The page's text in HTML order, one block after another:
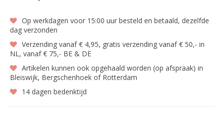
Op werkdagen voor 15:00 uur besteld en betaald, dezelfde
dag verzonden
Verzending vanaf € 4,95, gratis verzending vanaf € 50,- in
NL, vanaf € 75,- BE & DE
Artikelen kunnen ook opgehaald worden (op afspraak) in
Bleiswijk, Bergschenhoek of Rotterdam
14 dagen bedenktijd